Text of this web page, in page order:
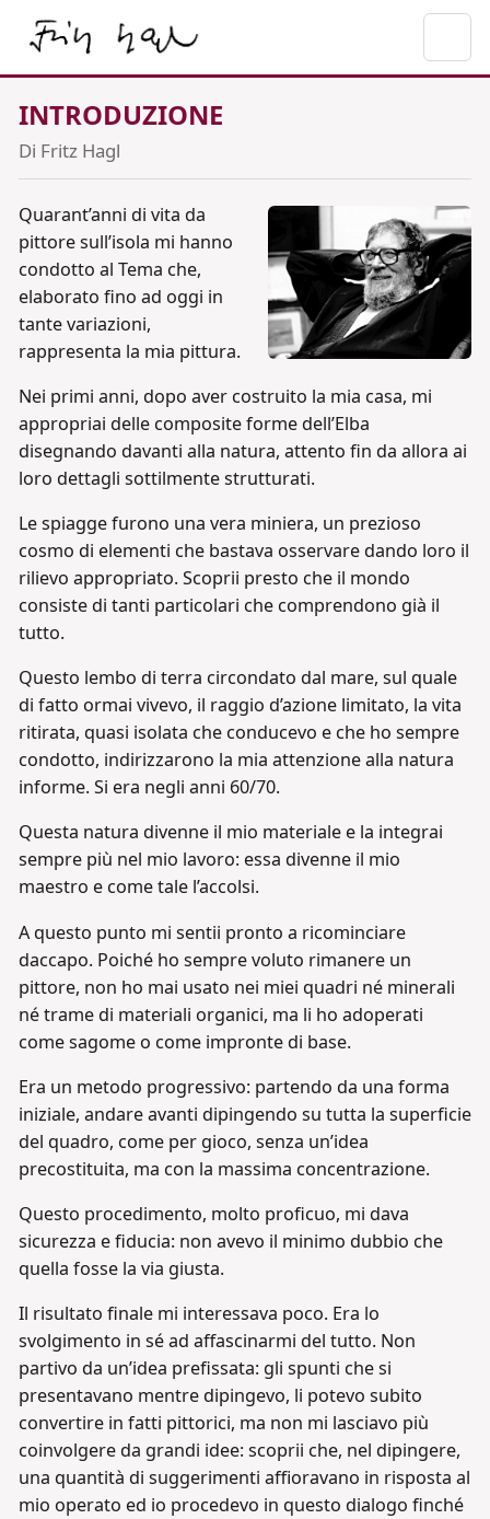
INTRODUZIONE
Di Fritz Hagl
Quarant’anni di vita da
pittore sull’isola mi hanno
condotto al Tema che,
elaborato fino ad oggi in
tante variazioni,
rappresenta la mia pittura.
Nei primi anni, dopo aver costruito la mia casa, mi
appropriai delle composite forme dell’Elba
disegnando davanti alla natura, attento fin da allora ai
loro dettagli sottilmente strutturati.
Le spiagge furono una vera miniera, un prezioso
cosmo di elementi che bastava osservare dando loro il
rilievo appropriato. Scoprii presto che il mondo
consiste di tanti particolari che comprendono già il
tutto.
Questo lembo di terra circondato dal mare, sul quale
di fatto ormai vivevo, il raggio d’azione limitato, la vita
ritirata, quasi isolata che conducevo e che ho sempre
condotto, indirizzarono la mia attenzione alla natura
informe. Si era negli anni 60/70.
Questa natura divenne il mio materiale e la integrai
sempre più nel mio lavoro: essa divenne il mio
maestro e come tale l’accolsi.
A questo punto mi sentii pronto a ricominciare
daccapo. Poiché ho sempre voluto rimanere un
pittore, non ho mai usato nei miei quadri né minerali
né trame di materiali organici, ma li ho adoperati
come sagome o come impronte di base.
Era un metodo progressivo: partendo da una forma
iniziale, andare avanti dipingendo su tutta la superficie
del quadro, come per gioco, senza un’idea
precostituita, ma con la massima concentrazione.
Questo procedimento, molto proficuo, mi dava
sicurezza e fiducia: non avevo il minimo dubbio che
quella fosse la via giusta.
Il risultato finale mi interessava poco. Era lo
svolgimento in sé ad affascinarmi del tutto. Non
partivo da un’idea prefissata: gli spunti che si
presentavano mentre dipingevo, li potevo subito
convertire in fatti pittorici, ma non mi lasciavo più
coinvolgere da grandi idee: scoprii che, nel dipingere,
una quantità di suggerimenti affioravano in risposta al
mio operato ed io procedevo in questo dialogo finché